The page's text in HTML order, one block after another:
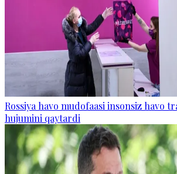
Rossiya havo mudofaasi insonsiz havo
hujumini qaytardi